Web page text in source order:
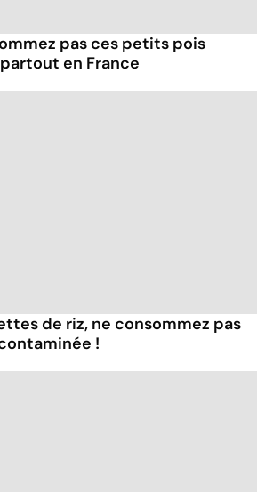
pas ces petits pois
en France
de riz, ne consommez pas
!